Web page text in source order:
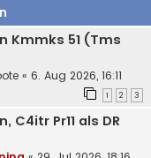
Kmmks 51 (Tms
« 6. Aug 2026, 16:11
1 2 3
C4itr Pr11 als DR